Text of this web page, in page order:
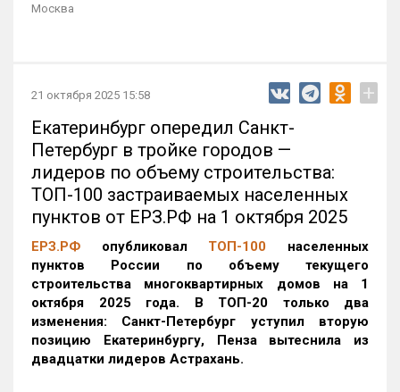
Москва
21 октября 2025 15:58 +
Екатеринбург опередил Санкт-
Петербург в тройке городов —
лидеров по объему строительства:
ТОП-100 застраиваемых населенных
пунктов от ЕРЗ.РФ на 1 октября 2025
ЕРЗ.РФ опубликовал ТОП-100 населенных
пунктов России по объему текущего
строительства многоквартирных домов на 1
октября 2025 года. В ТОП-20 только два
изменения: Санкт-Петербург уступил вторую
позицию Екатеринбургу, Пенза вытеснила из
двадцатки лидеров Астрахань.